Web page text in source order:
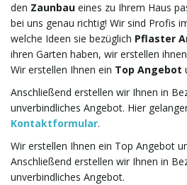
den Zaunbau eines zu Ihrem Haus
bei uns genau richtig! Wir sind Profis
welche Ideen sie bezüglich Pflaster
ihren Garten haben, wir erstellen
Wir erstellen Ihnen ein Top Angebot
Anschließend erstellen wir Ihnen in
unverbindliches Angebot. Hier
Kontaktformular.
Wir erstellen Ihnen ein Top Angebot
Anschließend erstellen wir Ihnen in
unverbindliches Angebot.